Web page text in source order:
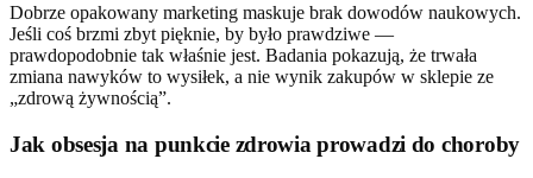
Dobrze opakowany marketing maskuje brak dowodów naukowych.
Jeśli coś brzmi zbyt pięknie, by było prawdziwe —
prawdopodobnie tak właśnie jest. Badania pokazują, że trwała
zmiana nawyków to wysiłek, a nie wynik zakupów w sklepie ze
„zdrową żywnością”.
Jak obsesja na punkcie zdrowia prowadzi do choroby